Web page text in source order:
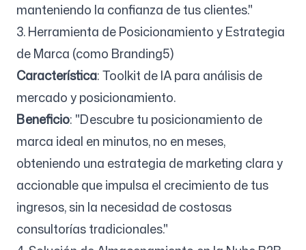
manteniendo la confianza de tus clientes."
3. Herramienta de Posicionamiento y Estrategia
de Marca (como Branding5)
Característica: Toolkit de IA para análisis de
mercado y posicionamiento.
Beneficio: "Descubre tu posicionamiento de
marca ideal en minutos, no en meses,
obteniendo una estrategia de marketing clara y
accionable que impulsa el crecimiento de tus
ingresos, sin la necesidad de costosas
consultorías tradicionales."